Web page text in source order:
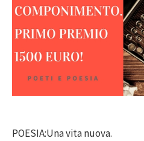
POESIA:Una vita nuova.